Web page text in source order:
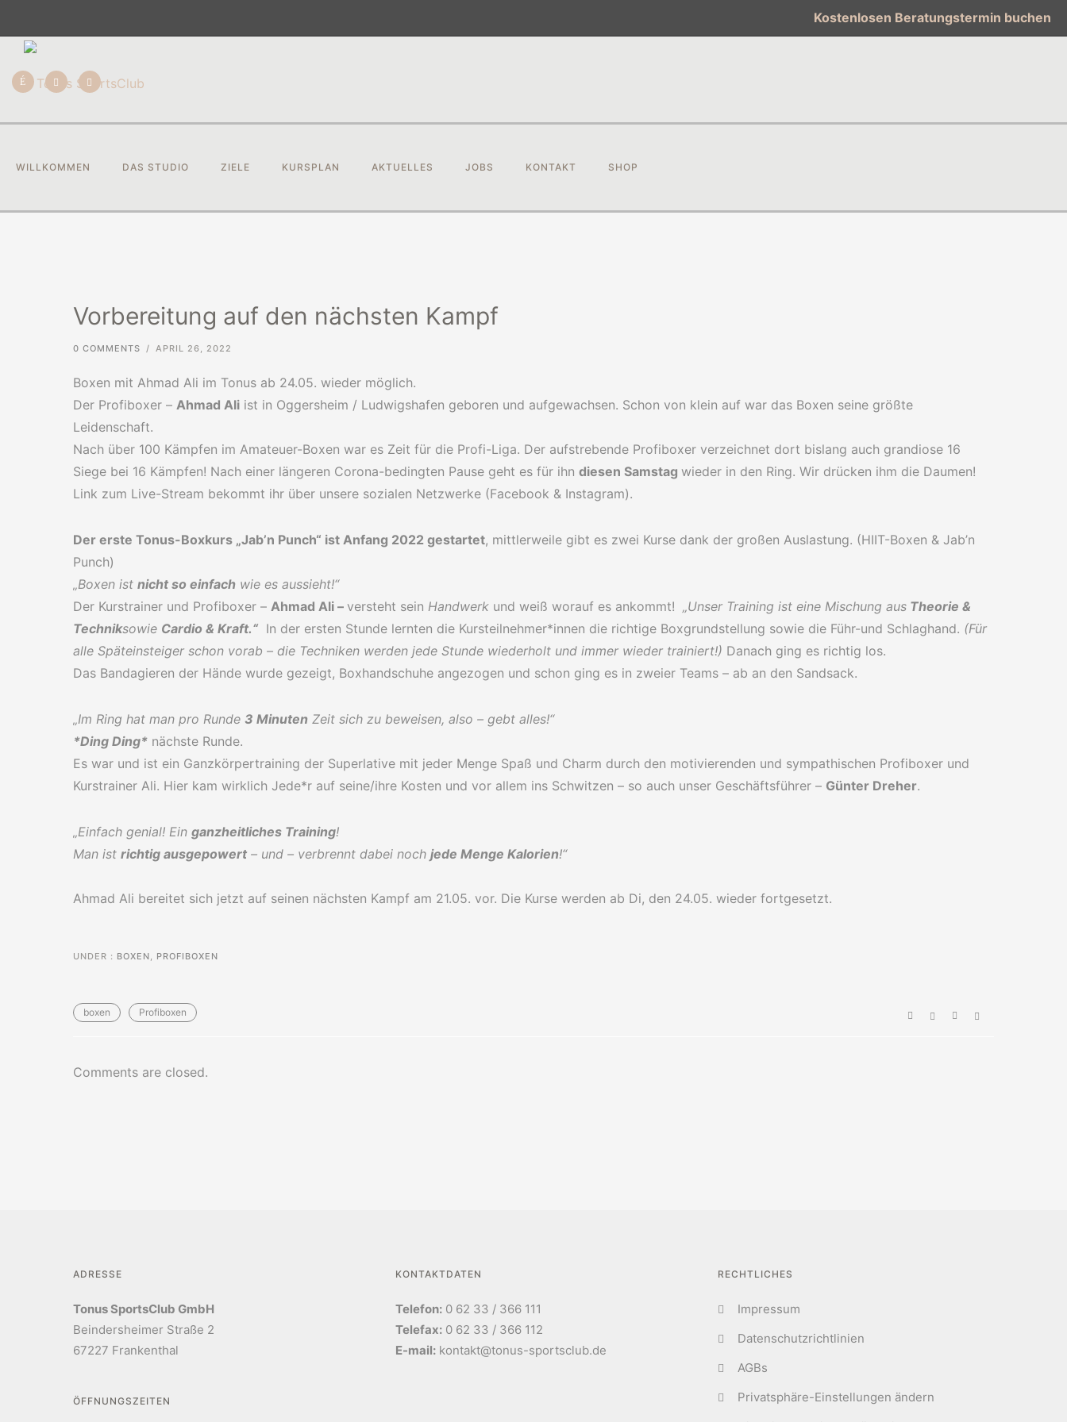
Kostenlosen Beratungstermin buchen
WILLKOMMEN DAS STUDIO ZIELE KURSPLAN AKTUELLES JOBS KONTAKT SHOP
Vorbereitung auf den nächsten Kampf
0 COMMENTS / APRIL 26, 2022
Boxen mit Ahmad Ali im Tonus ab 24.05. wieder möglich.
Der Profiboxer – Ahmad Ali ist in Oggersheim / Ludwigshafen geboren und aufgewachsen. Schon von klein auf war das Boxen seine größte
Leidenschaft.
Nach über 100 Kämpfen im Amateuer-Boxen war es Zeit für die Profi-Liga. Der aufstrebende Profiboxer verzeichnet dort bislang auch grandiose 16
Siege bei 16 Kämpfen! Nach einer längeren Corona-bedingten Pause geht es für ihn diesen Samstag wieder in den Ring. Wir drücken ihm die Daumen!
Link zum Live-Stream bekommt ihr über unsere sozialen Netzwerke (Facebook & Instagram).
Der erste Tonus-Boxkurs „Jab’n Punch“ ist Anfang 2022 gestartet, mittlerweile gibt es zwei Kurse dank der großen Auslastung. (HIIT-Boxen & Jab’n
Punch)
„Boxen ist nicht so einfach wie es aussieht!“
Der Kurstrainer und Profiboxer – Ahmad Ali – versteht sein Handwerk und weiß worauf es ankommt! „Unser Training ist eine Mischung aus Theorie &
Techniksowie Cardio & Kraft.“ In der ersten Stunde lernten die Kursteilnehmer*innen die richtige Boxgrundstellung sowie die Führ-und Schlaghand. (Für
alle Späteinsteiger schon vorab – die Techniken werden jede Stunde wiederholt und immer wieder trainiert!) Danach ging es richtig los.
Das Bandagieren der Hände wurde gezeigt, Boxhandschuhe angezogen und schon ging es in zweier Teams – ab an den Sandsack.
„Im Ring hat man pro Runde 3 Minuten Zeit sich zu beweisen, also – gebt alles!“
*Ding Ding* nächste Runde.
Es war und ist ein Ganzkörpertraining der Superlative mit jeder Menge Spaß und Charm durch den motivierenden und sympathischen Profiboxer und
Kurstrainer Ali. Hier kam wirklich Jede*r auf seine/ihre Kosten und vor allem ins Schwitzen – so auch unser Geschäftsführer – Günter Dreher.
„Einfach genial! Ein ganzheitliches Training!
Man ist richtig ausgepowert – und – verbrennt dabei noch jede Menge Kalorien!“
Ahmad Ali bereitet sich jetzt auf seinen nächsten Kampf am 21.05. vor. Die Kurse werden ab Di, den 24.05. wieder fortgesetzt.
UNDER : BOXEN, PROFIBOXEN
boxen Profiboxen
Comments are closed.
ADRESSE
Tonus SportsClub GmbH
Beindersheimer Straße 2
67227 Frankenthal
ÖFFNUNGSZEITEN
KONTAKTDATEN
Telefon: 0 62 33 / 366 111
Telefax: 0 62 33 / 366 112
E-mail: kontakt@tonus-sportsclub.de
RECHTLICHES
Impressum
Datenschutzrichtlinien
AGBs
Privatsphäre-Einstellungen ändern